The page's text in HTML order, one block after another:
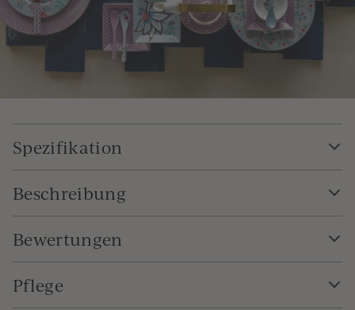
Spezifikation
Beschreibung
Bewertungen
Pflege